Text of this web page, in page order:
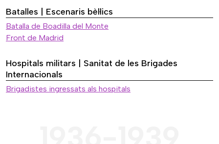
Batalles | Escenaris bèl·lics
Batalla de Boadilla del Monte
Front de Madrid
Hospitals militars | Sanitat de les Brigades
Internacionals
Brigadistes ingressats als hospitals